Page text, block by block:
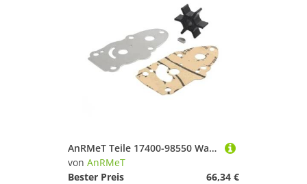
AnRMeT Teile 17400-98550 Wasserpumpen-Laufradsatz passend for Szk Außenbordmotor DT6 DT8 17400-98551 ersetzt 18-3259
von AnRMeT
Bester Preis
66,34 €